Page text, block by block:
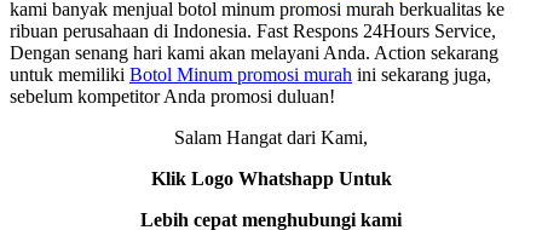
kami banyak menjual botol minum promosi murah berkualitas ke
ribuan perusahaan di Indonesia. Fast Respons 24Hours Service,
Dengan senang hari kami akan melayani Anda. Action sekarang
untuk memiliki Botol Minum promosi murah ini sekarang juga,
sebelum kompetitor Anda promosi duluan!
Salam Hangat dari Kami,
Klik Logo Whatshapp Untuk
Lebih cepat menghubungi kami